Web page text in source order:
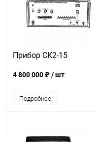
Прибор СК2-15
4 800 000 ₽/ шт
Подробнее